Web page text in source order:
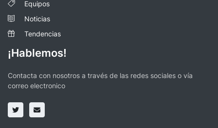
Equipos
Noticias
Tendencias
¡Hablemos!
Contacta con nosotros a través de las redes sociales o vía
correo electronico